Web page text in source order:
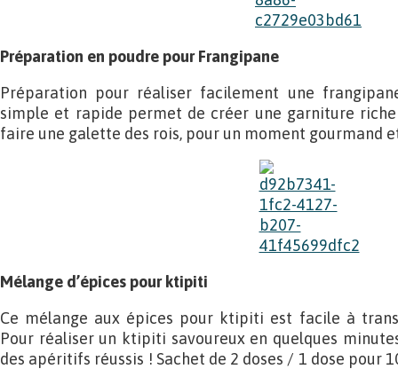
Préparation en poudre pour Frangipane
Préparation pour réaliser facilement une
simple et rapide permet de créer une garniture
faire une galette des rois, pour un moment gourmand
Mélange d’épices pour ktipiti
Ce mélange aux épices pour ktipiti est facile à
Pour réaliser un ktipiti savoureux en quelques
des apéritifs réussis ! Sachet de 2 doses / 1 dose pour